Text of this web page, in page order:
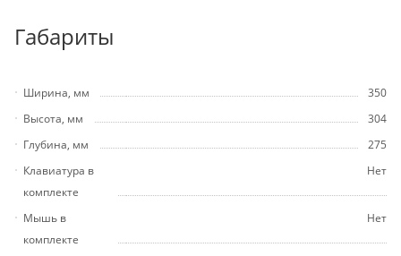
Габариты
Ширина, мм
350
Высота, мм
304
Глубина, мм
275
Клавиатура в
комплекте
Нет
Мышь в
комплекте
Нет